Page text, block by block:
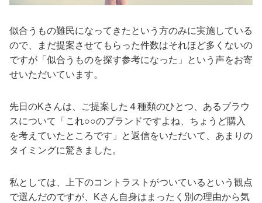
似合うもの難民になってきたという方のみに実施している
ので、まだ提案させてもらった件数はそれほど多くないの
ですが「似合うものを探す参考になった」という声をお寄
せいただいています。
先日のKさんは、ご提案した４種類のひとつ、あるブラウ
スについて「これ○○のブランドですよね、ちょうど購入
を考えていたところです」と返信をいただいて、あまりの
タイミングに驚きました。
私としては、上下のコントラストがついているという観点
で選んだのですが、Kさん自身はまったく別の理由から気